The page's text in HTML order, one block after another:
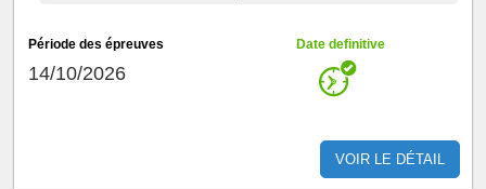
Période des épreuves
14/10/2026
Date definitive
VOIR LE DÉTAIL